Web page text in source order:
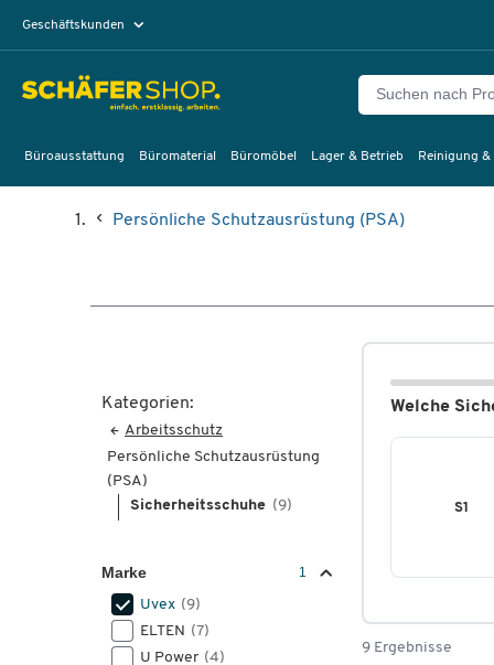
Geschäftskunden
Büroausstattung Büromaterial Büromöbel Lager & Betrieb Reinigung &
Persönliche Schutzausrüstung (PSA)
Kategorien:
Arbeitsschutz
Persönliche Schutzausrüstung
(PSA)
Sicherheitsschuhe (9)
Marke
Uvex (9)
ELTEN (7)
U Power (4)
Welche
S1
9 Ergebnisse